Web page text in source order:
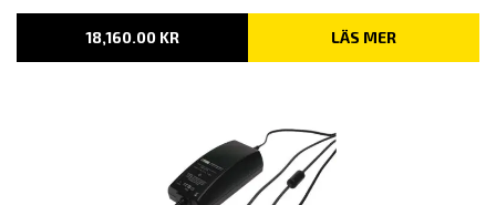
18,160.00 KR LÄS MER